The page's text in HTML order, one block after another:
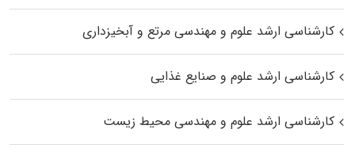
کارشناسی ارشد علوم و مهندسی مرتع و آبخیزداری
کارشناسی ارشد علوم و صنایع غذایی
کارشناسی ارشد علوم و مهندسی محیط زیست